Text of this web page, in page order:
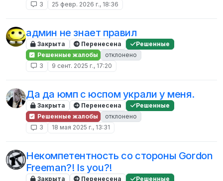
3
25 февр. 2026 г., 18:36
админ не знает правил
Закрыта Перенесена
Решенные
Решенные жалобы
отклонено
3
9 сент. 2025 г., 17:20
Да да юмп с юспом украли у меня.
Закрыта Перенесена
Решенные
Решенные жалобы
отклонено
3
18 мая 2025 г., 13:31
Некомпетентность со стороны Gordon
Freeman?! Is you?!
Закрыта Перенесена Решенные